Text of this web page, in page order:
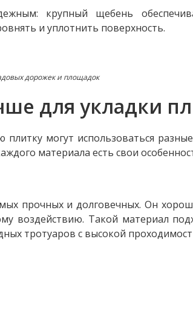
крупный щебень
и уплотнить поверхность.
дорожек и площадок
для укладки
плитку могут использоваться
материала есть свои
прочных и долговечных. Он
воздействию. Такой материал
тротуаров с высокой